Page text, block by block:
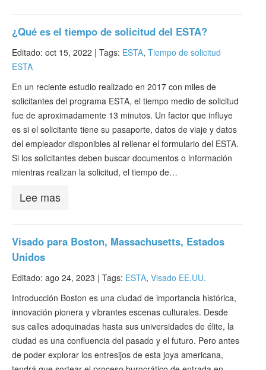
¿Qué es el tiempo de solicitud del ESTA?
Editado: oct 15, 2022 | Tags: ESTA, Tiempo de solicitud
ESTA
En un reciente estudio realizado en 2017 con miles de
solicitantes del programa ESTA, el tiempo medio de solicitud
fue de aproximadamente 13 minutos. Un factor que influye
es si el solicitante tiene su pasaporte, datos de viaje y datos
del empleador disponibles al rellenar el formulario del ESTA.
Si los solicitantes deben buscar documentos o información
mientras realizan la solicitud, el tiempo de…
Lee mas
Visado para Boston, Massachusetts, Estados
Unidos
Editado: ago 24, 2023 | Tags: ESTA, Visado EE.UU.
Introducción Boston es una ciudad de importancia histórica,
innovación pionera y vibrantes escenas culturales. Desde
sus calles adoquinadas hasta sus universidades de élite, la
ciudad es una confluencia del pasado y el futuro. Pero antes
de poder explorar los entresijos de esta joya americana,